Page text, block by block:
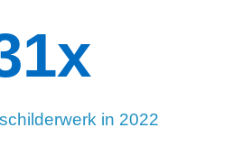
in 2022
x